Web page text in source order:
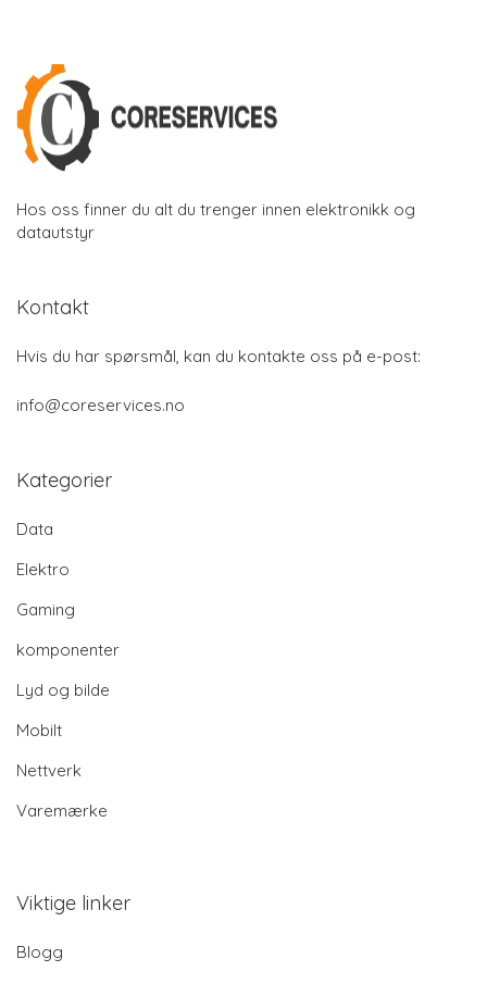
Hos oss finner du alt du trenger innen elektronikk og
datautstyr
Kontakt
Hvis du har spørsmål, kan du kontakte oss på e-post:
info@coreservices.no
Kategorier
Data
Elektro
Gaming
komponenter
Lyd og bilde
Mobilt
Nettverk
Varemærke
Viktige linker
Blogg